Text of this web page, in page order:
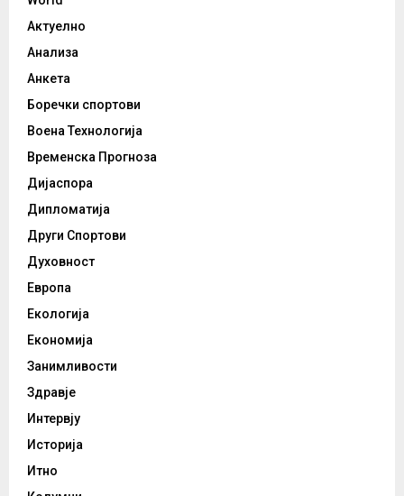
Актуелно
Анализа
Анкета
Боречки спортови
Воена Технологија
Временска Прогноза
Дијаспора
Дипломатија
Други Спортови
Духовност
Европа
Екологија
Економија
Занимливости
Здравје
Интервју
Историја
Итно